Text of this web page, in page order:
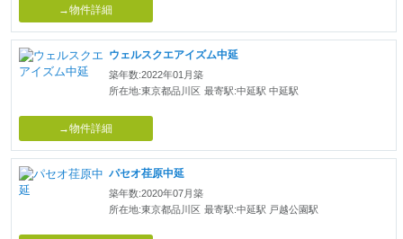
→物件詳細
ウェルスクエアイズム中延
築年数:2022年01月築
所在地:東京都品川区 最寄駅:中延駅 中延駅
→物件詳細
パセオ荏原中延
築年数:2020年07月築
所在地:東京都品川区 最寄駅:中延駅 戸越公園駅